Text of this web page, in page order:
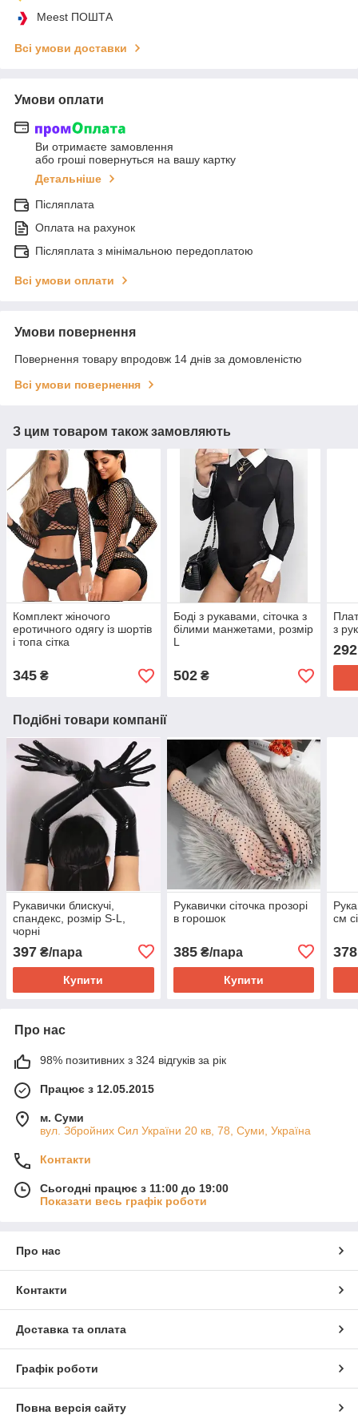
Meest ПОШТА
Всі умови доставки
Умови оплати
Ви отримаєте замовлення
або гроші повернуться на вашу картку
Детальніше
Післяплата
Оплата на рахунок
Післяплата з мінімальною передоплатою
Всі умови оплати
Умови повернення
Повернення товару впродовж 14 днів за домовленістю
Всі умови повернення
З цим товаром також замовляють
Комплект жіночого
еротичного одягу із шортів
і топа сітка
345 ₴
Боді з рукавами, сіточка з
білими манжетами, розмір
L
502₴
з
292
Подібні товари компанії
Рукавички блискучі,
спандекс, розмір S-L,
чорні
397 ₴/пара
Купити
Рукавички сіточка прозорі
в горошок
385₴/пара
Купити
см
378
Про нас
98% позитивних з 324 відгуків за рік
Працює з 12.05.2015
м. Суми
вул. Збройних Сил України 20 кв, 78, Суми, Україна
Контакти
Сьогодні працює з 11:00 до 19:00
Показати весь графік роботи
Про нас
Контакти
Доставка та оплата
Графік роботи
Повна версія сайту